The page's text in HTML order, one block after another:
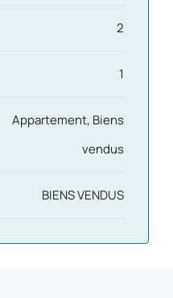
2
1
Appartement, Biens
vendus
BIENS VENDUS